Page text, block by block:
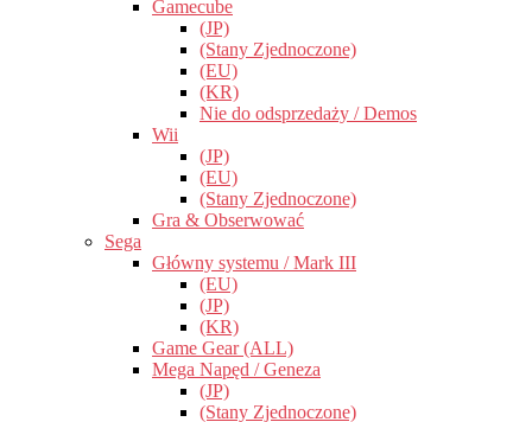
Gamecube
(JP)
(Stany Zjednoczone)
(EU)
(KR)
Nie do odsprzedaży / Demos
Wii
(JP)
(EU)
(Stany Zjednoczone)
Gra & Obserwować
Sega
Główny systemu / Mark III
(EU)
(JP)
(KR)
Game Gear (ALL)
Mega Napęd / Geneza
(JP)
(Stany Zjednoczone)